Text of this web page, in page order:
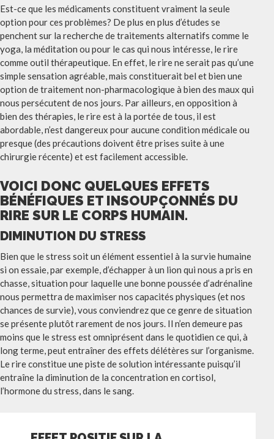
Est-ce que les médicaments constituent vraiment la seule
option pour ces problèmes? De plus en plus d’études se
penchent sur la recherche de traitements alternatifs comme le
yoga, la méditation ou pour le cas qui nous intéresse, le rire
comme outil thérapeutique. En effet, le rire ne serait pas qu’une
simple sensation agréable, mais constituerait bel et bien une
option de traitement non-pharmacologique à bien des maux qui
nous persécutent de nos jours. Par ailleurs, en opposition à
bien des thérapies, le rire est à la portée de tous, il est
abordable, n’est dangereux pour aucune condition médicale ou
presque (des précautions doivent être prises suite à une
chirurgie récente) et est facilement accessible.
VOICI DONC QUELQUES EFFETS
BÉNÉFIQUES ET INSOUPÇONNÉS DU
RIRE SUR LE CORPS HUMAIN.
DIMINUTION DU STRESS
Bien que le stress soit un élément essentiel à la survie humaine
si on essaie, par exemple, d’échapper à un lion qui nous a pris en
chasse, situation pour laquelle une bonne poussée d’adrénaline
nous permettra de maximiser nos capacités physiques (et nos
chances de survie), vous conviendrez que ce genre de situation
se présente plutôt rarement de nos jours. Il n’en demeure pas
moins que le stress est omniprésent dans le quotidien ce qui, à
long terme, peut entraîner des effets délétères sur l’organisme.
Le rire constitue une piste de solution intéressante puisqu’il
entraîne la diminution de la concentration en cortisol,
l’hormone du stress, dans le sang.